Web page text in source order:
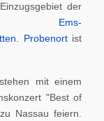
der
Ems-
Probenortist
mit einem
"Best of
Nassau feiern.